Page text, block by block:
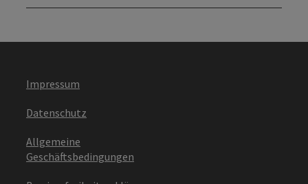
Impressum
Datenschutz
Allgemeine
Geschäftsbedingungen